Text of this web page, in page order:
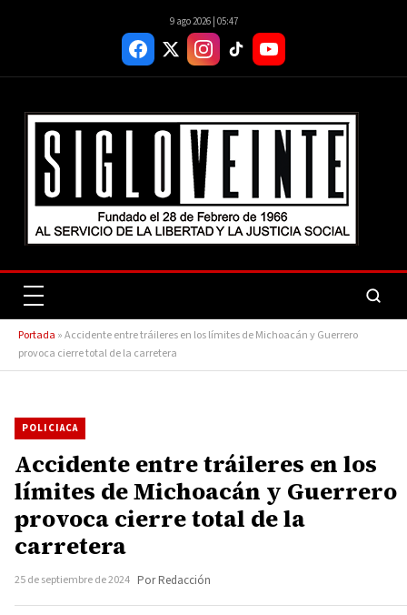
9 ago 2026 | 05:47
Portada »Accidente entre tráileres en los límites de Michoacán y Guerrero
provoca cierre total de la carretera
POLICIACA
Accidente entre tráileres en los
límites de Michoacán y Guerrero
provoca cierre total de la
carretera
25 de septiembre de 2024 Por Redacción